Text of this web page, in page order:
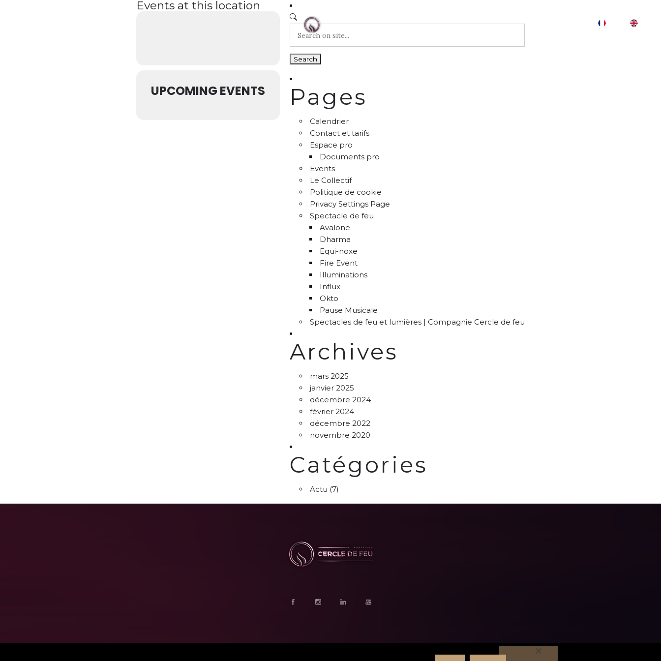
Events at this location
UPCOMING EVENTS Pages
Calendrier
Contact et tarifs
Espace pro
Documents pro
Events
Le Collectif
Politique de cookie
Privacy Settings Page
Spectacle de feu
Avalone
Dharma
Equi-noxe
Fire Event
Illuminations
Influx
Okto
Pause Musicale
Spectacles de feu et lumières | Compagnie Cercle de feu
Archives
mars 2025
janvier 2025
décembre 2024
février 2024
décembre 2022
novembre 2020
Catégories
Actu (7)